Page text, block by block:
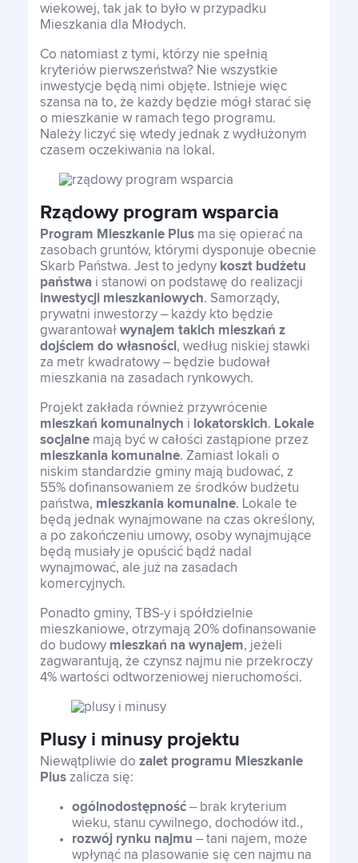
wiekowej, tak jak to było w przypadku
Mieszkania dla Młodych.
Co natomiast z tymi, którzy nie spełnią
kryteriów pierwszeństwa? Nie wszystkie
inwestycje będą nimi objęte. Istnieje więc
szansa na to, że każdy będzie mógł starać się
o mieszkanie w ramach tego programu.
Należy liczyć się wtedy jednak z wydłużonym
czasem oczekiwania na lokal.
Rządowy program wsparcia
Program Mieszkanie Plus ma się opierać na
zasobach gruntów, którymi dysponuje obecnie
Skarb Państwa. Jest to jedyny koszt budżetu
państwa i stanowi on podstawę do realizacji
inwestycji mieszkaniowych. Samorządy,
prywatni inwestorzy – każdy kto będzie
gwarantował wynajem takich mieszkań z
dojściem do własności, według niskiej stawki
za metr kwadratowy – będzie budował
mieszkania na zasadach rynkowych.
Projekt zakłada również przywrócenie
mieszkań komunalnych i lokatorskich. Lokale
socjalne mają być w całości zastąpione przez
mieszkania komunalne. Zamiast lokali o
niskim standardzie gminy mają budować, z
55% dofinansowaniem ze środków budżetu
państwa, mieszkania komunalne. Lokale te
będą jednak wynajmowane na czas określony,
a po zakończeniu umowy, osoby wynajmujące
będą musiały je opuścić bądź nadal
wynajmować, ale już na zasadach
komercyjnych.
Ponadto gminy, TBS-y i spółdzielnie
mieszkaniowe, otrzymają 20% dofinansowanie
do budowy mieszkań na wynajem, jeżeli
zagwarantują, że czynsz najmu nie przekroczy
4% wartości odtworzeniowej nieruchomości.
Plusy i minusy projektu
Niewątpliwie do zalet programu Mieszkanie
Plus zalicza się:
ogólnodostępność – brak kryterium
wieku, stanu cywilnego, dochodów itd.,
rozwój rynku najmu – tani najem, może
wpłynąć na plasowanie się cen najmu na